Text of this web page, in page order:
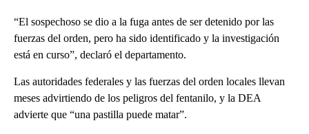
“El sospechoso se dio a la fuga antes de ser detenido por las
fuerzas del orden, pero ha sido identificado y la investigación
está en curso”, declaró el departamento.
Las autoridades federales y las fuerzas del orden locales llevan
meses advirtiendo de los peligros del fentanilo, y la DEA
advierte que “una pastilla puede matar”.